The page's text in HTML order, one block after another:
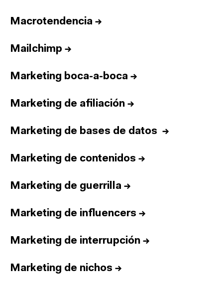
Macrotendencia →
Mailchimp →
Marketing boca-a-boca →
Marketing de afiliación →
Marketing de bases de datos →
Marketing de contenidos →
Marketing de guerrilla →
Marketing de influencers →
Marketing de interrupción →
Marketing de nichos →